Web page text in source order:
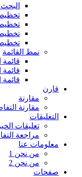
تخطيط
تخطيط
تخطيط
تخطيط
نمط القائمة
قائمة
قائمة
قائمة
قارن
مقارنة
مقارنة
التعليقات
تعليقات
مراجعة
معلومات عنا
من نحن 1
من نحن 2
صفحات